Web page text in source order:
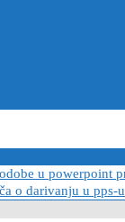
u powerpoint
o darivanju u pps-u